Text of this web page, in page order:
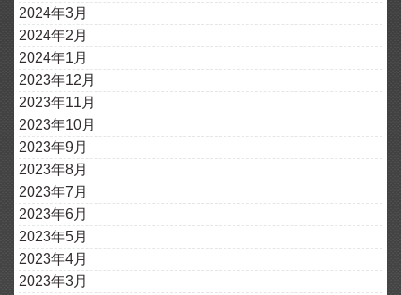
2024年3月
2024年2月
2024年1月
2023年12月
2023年11月
2023年10月
2023年9月
2023年8月
2023年7月
2023年6月
2023年5月
2023年4月
2023年3月